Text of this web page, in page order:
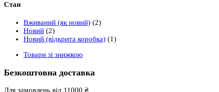
Стан
Вживаний (як новий) (2)
Новий (2)
Новий (відкрита коробка) (1)
Товари зі знижкою
Безкоштовна доставка
Для замовлень від 11000 ₴